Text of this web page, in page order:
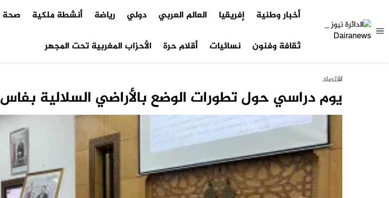
أخبار وطنية إفريقيا العالم العربي دولي رياضة أنشطة ملكية صحة
ثقافة وفنون نسائيات أقلام حرة الأحزاب المغربية تحت المجهر
اقتصاد
يوم دراسي حول تطورات الوضع بالأراضي السلالية بفاس